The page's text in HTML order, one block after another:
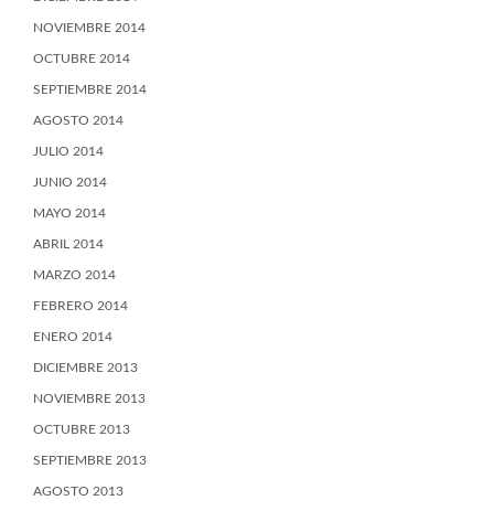
NOVIEMBRE 2014
OCTUBRE 2014
SEPTIEMBRE 2014
AGOSTO 2014
JULIO 2014
JUNIO 2014
MAYO 2014
ABRIL 2014
MARZO 2014
FEBRERO 2014
ENERO 2014
DICIEMBRE 2013
NOVIEMBRE 2013
OCTUBRE 2013
SEPTIEMBRE 2013
AGOSTO 2013